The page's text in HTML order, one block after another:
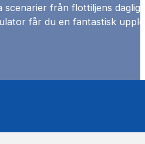
scenarier från flottiljens
får du en fantastisk